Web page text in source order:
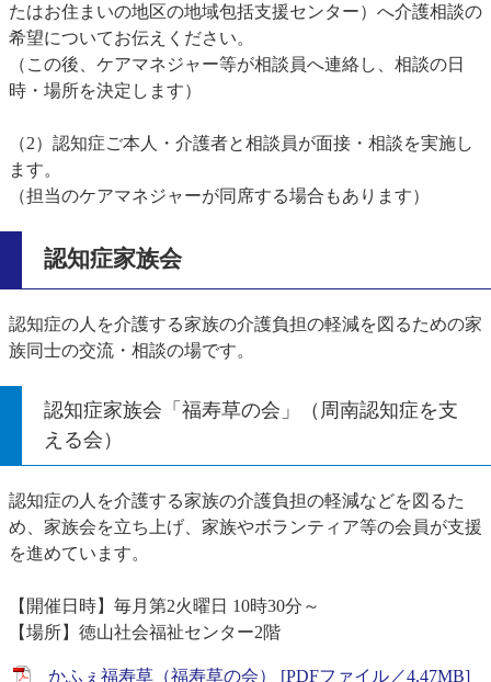
たはお住まいの地区の地域包括支援センター）へ介護相談の
希望についてお伝えください。
（この後、ケアマネジャー等が相談員へ連絡し、相談の日
時・場所を決定します）
（2）認知症ご本人・介護者と相談員が面接・相談を実施し
ます。
（担当のケアマネジャーが同席する場合もあります）
認知症家族会
認知症の人を介護する家族の介護負担の軽減を図るための家
族同士の交流・相談の場です。
認知症家族会「福寿草の会」（周南認知症を支
える会）
認知症の人を介護する家族の介護負担の軽減などを図るた
め、家族会を立ち上げ、家族やボランティア等の会員が支援
を進めています。
【開催日時】毎月第2火曜日 10時30分～
【場所】徳山社会福祉センター2階
かふぇ福寿草（福寿草の会） [PDFファイル／4.47MB]